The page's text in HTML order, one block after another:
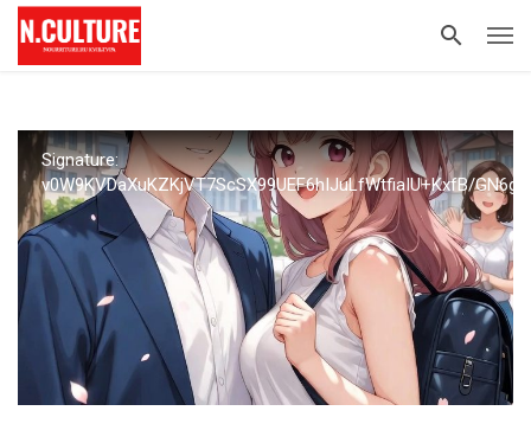
Signature:
v0W9KVDaXuKZKjVT7ScSX99UEF6hIJuLfWtfiaIU+KxfB/